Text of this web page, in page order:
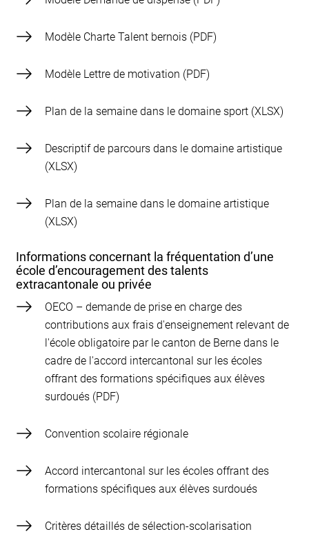
Modèle Charte Talent bernois
Modèle Lettre de motivation
Plan de la semaine dans le domaine sport
Descriptif de parcours dans le domaine artistique
Plan de la semaine dans le domaine artistique
Informations concernant la fréquentation d’une
école d’encouragement des talents
extracantonale ou privée
OECO – demande de prise en charge des
contributions aux frais d'enseignement relevant de
l'école obligatoire par le canton de Berne dans le
cadre de l'accord intercantonal sur les écoles
offrant des formations spécifiques aux élèves
surdoués
Convention scolaire régionale
Accord intercantonal sur les écoles offrant des
formations spécifiques aux élèves surdoués
Critères détaillés de sélection-scolarisation